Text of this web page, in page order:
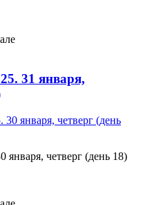
31 января,
января, четверг (день 18)